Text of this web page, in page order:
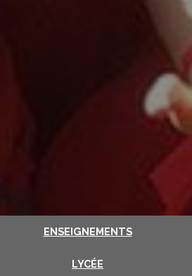
ENSEIGNEMENTS
LYCÉE